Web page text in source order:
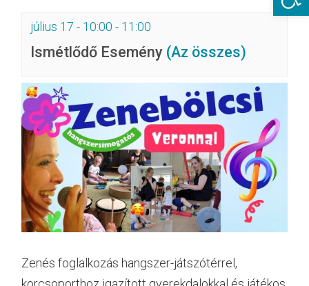
július 17 - 10:00 - 11:00
Ismétlődő Esemény (Az összes)
Zenés foglalkozás hangszer-játszótérrel,